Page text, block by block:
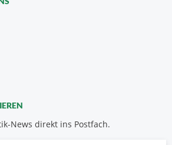
News direkt ins Postfach.